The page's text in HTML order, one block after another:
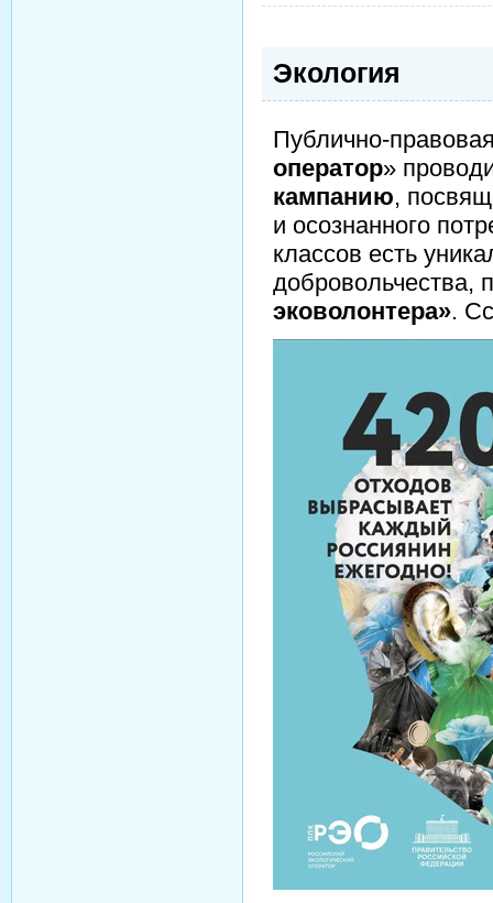
Экология
Публично-
оператор»
кампанию,
и осознанного
классов есть
добровольчества,
эковолонтера».